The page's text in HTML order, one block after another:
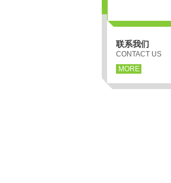
联系我们
CONTACT US
MORE